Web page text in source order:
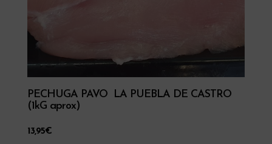
PECHUGA PAVO LA PUEBLA DE CASTRO
(1kG aprox)
13,95€